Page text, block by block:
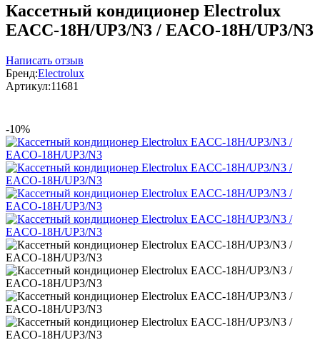
Кассетный кондиционер Electrolux
EACC-18H/UP3/N3 / EACO-18H/UP3/N3
Написать отзыв
Бренд:Electrolux
Артикул:11681
-10%